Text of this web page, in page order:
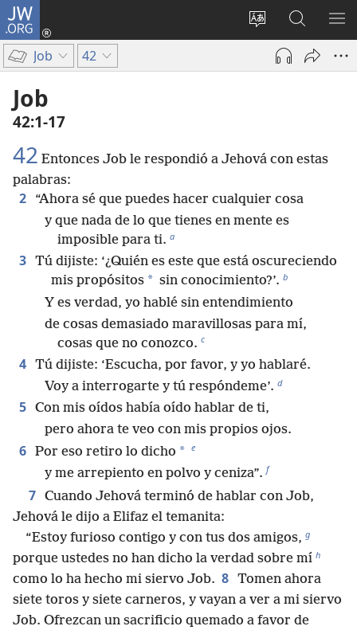
JW.ORG
Cambiar
idioma
del sitio
Iniciar
sesión
en
jw.org
Job 42
Job
42:1-17
42 Entonces Job le respondió a Jehová con estas
palabras:
2
“Ahora sé que puedes hacer cualquier cosa
y que nada de lo que tienes en mente es
imposible para ti. a
3 Tú dijiste: ‘¿Quién es este que está oscureciendo
mis propósitos * sin conocimiento?’. b
Y es verdad, yo hablé sin entendimiento
de cosas demasiado maravillosas para mí,
cosas que no conozco. c
4 Tú dijiste: ‘Escucha, por favor, y yo hablaré.
Voy a interrogarte y tú respóndeme’. d
5 Con mis oídos había oído hablar de ti,
pero ahora te veo con mis propios ojos.
6 Por eso retiro lo dicho * e
y me arrepiento en polvo y ceniza”. f
7 Cuando Jehová terminó de hablar con Job,
Jehová le dijo a Elifaz el temanita:
“Estoy furioso contigo y con tus dos amigos, g
porque ustedes no han dicho la verdad sobre mí h
como lo ha hecho mi siervo Job. 8 Tomen ahora
siete toros y siete carneros, y vayan a ver a mi siervo
Job. Ofrezcan un sacrificio quemado a favor de